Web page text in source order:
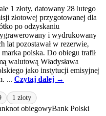
1 złoty, datowany 28 lutego
złotowej przygotowanej dla
po odzyskaniu
i wydrukowany
lat pozostawał w rezerwie,
polska. Do obiegu trafił
walutową Władysława
jako instytucji emisyjnej
... Czytaj dalej →
1 złoty
obiegowyBank Polski